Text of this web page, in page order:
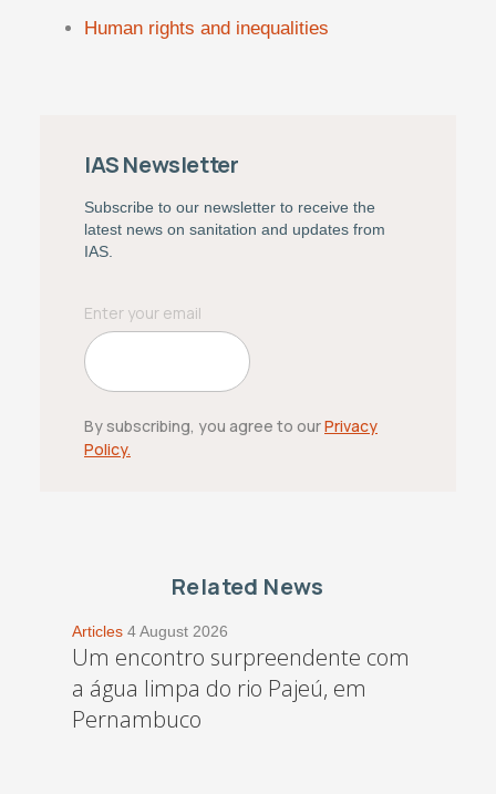
Human rights and inequalities
IAS Newsletter
Subscribe to our newsletter to receive the
latest news on sanitation and updates from
IAS.
By subscribing, you agree to ourPrivacy
Policy.
Related News
Articles 4 August 2026
Um encontro surpreendente com
a água limpa do rio Pajeú, em
Pernambuco